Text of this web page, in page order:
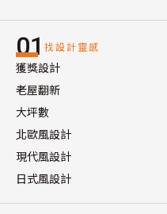
01 找設計靈感
獲獎設計
老屋翻新
大坪數
北歐風設計
現代風設計
日式風設計